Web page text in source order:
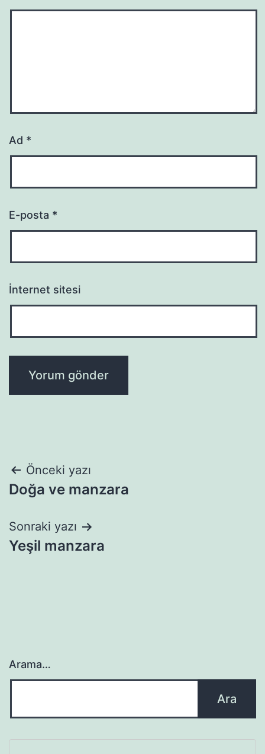
Ad *
E-posta *
İnternet sitesi
Yazı
gezinmesi
Önceki yazı
Doğa ve manzara
Sonraki yazı
Yeşil manzara
Arama…